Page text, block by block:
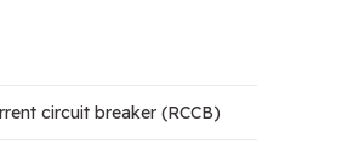
circuit breaker (RCCB)